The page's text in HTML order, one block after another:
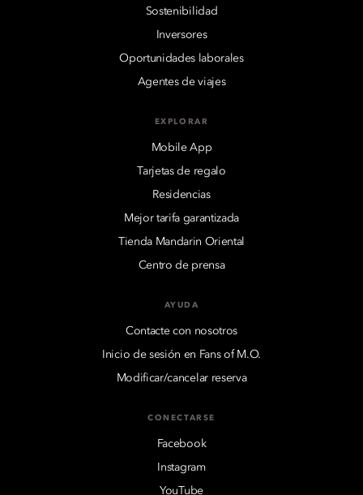
Sostenibilidad
Inversores
Oportunidades laborales
Agentes de viajes
EXPLORAR
Mobile App
Tarjetas de regalo
Residencias
Mejor tarifa garantizada
Tienda Mandarin Oriental
Centro de prensa
AYUDA
Contacte con nosotros
Inicio de sesión en Fans of M.O.
Modificar/cancelar reserva
CONECTARSE
Facebook
Instagram
YouTube